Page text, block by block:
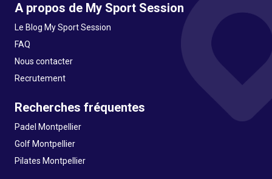
A propos de My Sport Session
Le Blog My Sport Session
FAQ
Nous contacter
Recrutement
Recherches fréquentes
Padel Montpellier
Golf Montpellier
Pilates Montpellier